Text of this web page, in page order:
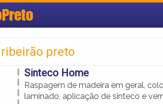
preto
Sinteco Home
Raspagem de madeira em geral,
laminado, aplicação de sinteco e